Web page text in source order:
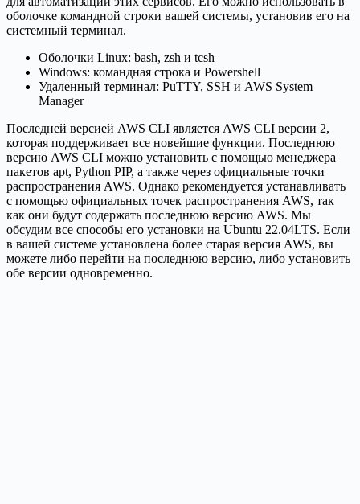
оболочке командной строки вашей системы, установив его на
системный терминал.
Оболочки Linux: bash, zsh и tcsh
Windows: командная строка и Powershell
Удаленный терминал: PuTTY, SSH и AWS System
Manager
Последней версией AWS CLI является AWS CLI версии 2,
которая поддерживает все новейшие функции. Последнюю
версию AWS CLI можно установить с помощью менеджера
пакетов apt, Python PIP, а также через официальные точки
распространения AWS. Однако рекомендуется устанавливать
с помощью официальных точек распространения AWS, так
как они будут содержать последнюю версию AWS. Мы
обсудим все способы его установки на Ubuntu 22.04LTS. Если
в вашей системе установлена ​​более старая версия AWS, вы
можете либо перейти на последнюю версию, либо установить
обе версии одновременно.